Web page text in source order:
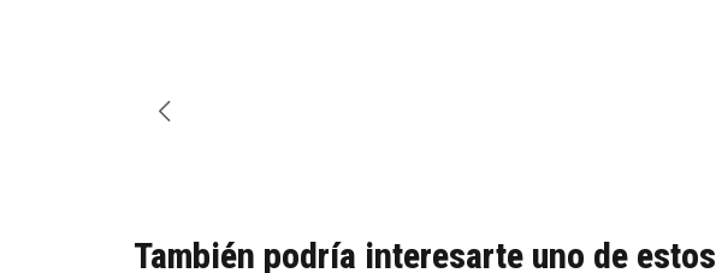
También podría interesarte uno de estos